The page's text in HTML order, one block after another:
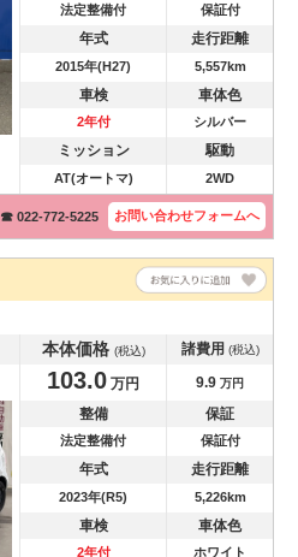
法定整備付 保証付
年式 走行距離
2015年(H27) 5,557km
車検 車体色
2年付 シルバー
ミッション 駆動
AT(オートマ) 2WD
☎ 022-772-5225 お問い合わせフォームへ
本体価格 (税込) 諸費用 (税込)
103.0 万円 9.9 万円
整備 保証
法定整備付 保証付
年式 走行距離
2023年(R5) 5,226km
車検 車体色
2年付 ホワイト